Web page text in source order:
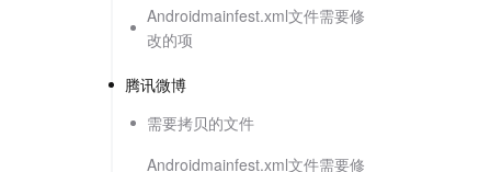
Androidmainfest.xml文件需要修
改的项
腾讯微博
需要拷贝的文件
Androidmainfest.xml文件需要修